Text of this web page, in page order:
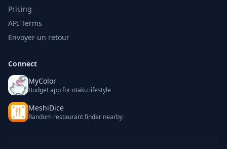
Pricing
API Terms
Envoyer un retour
Connect
MyColor
Budget app for otaku lifestyle
MeshiDice
Random restaurant finder nearby